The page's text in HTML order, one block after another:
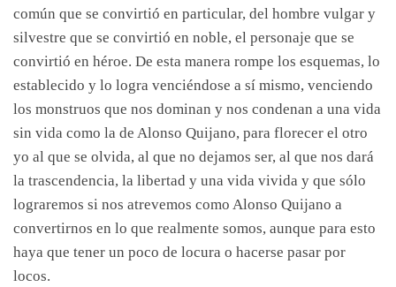
común que se convirtió en particular, del hombre vulgar y
silvestre que se convirtió en noble, el personaje que se
convirtió en héroe. De esta manera rompe los esquemas, lo
establecido y lo logra venciéndose a sí mismo, venciendo
los monstruos que nos dominan y nos condenan a una vida
sin vida como la de Alonso Quijano, para florecer el otro
yo al que se olvida, al que no dejamos ser, al que nos dará
la trascendencia, la libertad y una vida vivida y que sólo
lograremos si nos atrevemos como Alonso Quijano a
convertirnos en lo que realmente somos, aunque para esto
haya que tener un poco de locura o hacerse pasar por
locos.